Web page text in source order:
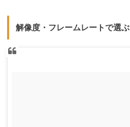
解像度・フレームレートで選ぶ